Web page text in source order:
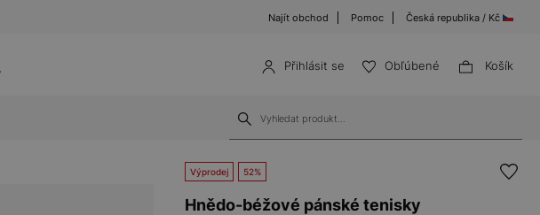
Najít obchod Pomoc Česká republika / Kč
Přihlásit se Obľúbené Košík
Výprodej 52%
Hnědo-béžové pánské tenisky